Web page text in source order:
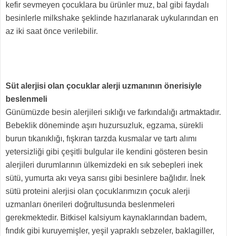
kefir sevmeyen çocuklara bu ürünler muz, bal gibi faydalı
besinlerle milkshake şeklinde hazırlanarak uykularından en
az iki saat önce verilebilir.
Süt alerjisi olan çocuklar alerji uzmanının önerisiyle
beslenmeli
Günümüzde besin alerjileri sıklığı ve farkındalığı artmaktadır.
Bebeklik döneminde aşırı huzursuzluk, egzama, sürekli
burun tıkanıklığı, fışkıran tarzda kusmalar ve tartı alımı
yetersizliği gibi çeşitli bulgular ile kendini gösteren besin
alerjileri durumlarının ülkemizdeki en sık sebepleri inek
sütü, yumurta akı veya sarısı gibi besinlere bağlıdır. İnek
sütü proteini alerjisi olan çocuklarımızın çocuk alerji
uzmanları önerileri doğrultusunda beslenmeleri
gerekmektedir. Bitkisel kalsiyum kaynaklarından badem,
fındık gibi kuruyemişler, yeşil yapraklı sebzeler, baklagiller,